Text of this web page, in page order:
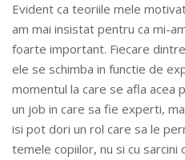
Evident ca teoriile mele
am mai insistat pentru ca mi-
foarte important. Fiecare
ele se schimba in functie de
momentul la care se afla acea
un job in care sa fie experti,
isi pot dori un rol care sa le
temele copiilor, nu si cu sarcini